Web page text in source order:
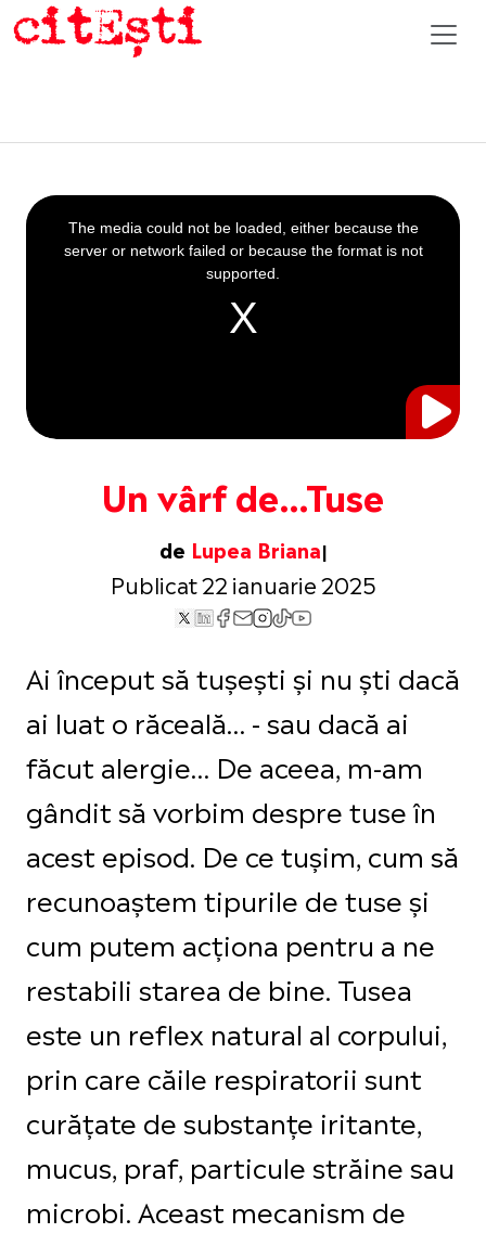
Un vârf de…Tuse
de Lupea Briana
Publicat 22 ianuarie 2025
This
is
a
The media could not be loaded, either because the
server or network failed or because the format is not
supported.
Ai început să tușești și nu ști dacă
ai luat o răceală… - sau dacă ai
făcut alergie… De aceea, m-am
gândit să vorbim despre tuse în
acest episod. De ce tușim, cum să
recunoaștem tipurile de tuse și
cum putem acționa pentru a ne
restabili starea de bine. Tusea
este un reflex natural al corpului,
prin care căile respiratorii sunt
curățate de substanțe iritante,
mucus, praf, particule străine sau
microbi. Aceast mecanism de